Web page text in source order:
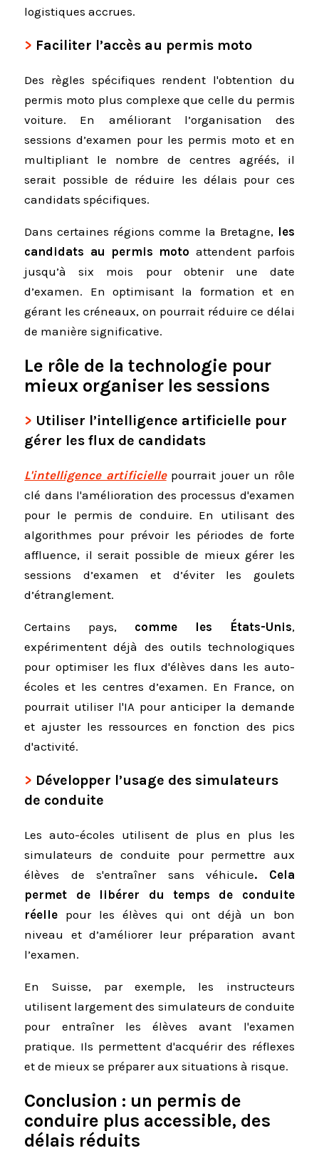
logistiques accrues.
Faciliter l’accès au permis moto
Des règles spécifiques rendent l'obtention du
permis moto plus complexe que celle du permis
voiture. En améliorant l’organisation des
sessions d’examen pour les permis moto et en
multipliant le nombre de centres agréés, il
serait possible de réduire les délais pour ces
candidats spécifiques.
Dans certaines régions comme la Bretagne, les
candidats au permis moto attendent parfois
jusqu’à six mois pour obtenir une date
d’examen. En optimisant la formation et en
gérant les créneaux, on pourrait réduire ce délai
de manière significative.
Le rôle de la technologie pour
mieux organiser les sessions
Utiliser l’intelligence artificielle pour
gérer les flux de candidats
L'intelligence artificiellepourrait jouer un rôle
clé dans l'amélioration des processus d'examen
pour le permis de conduire. En utilisant des
algorithmes pour prévoir les périodes de forte
affluence, il serait possible de mieux gérer les
sessions d’examen et d’éviter les goulets
d’étranglement.
Certains pays, comme les États-Unis,
expérimentent déjà des outils technologiques
pour optimiser les flux d'élèves dans les auto-
écoles et les centres d’examen. En France, on
pourrait utiliser l'IA pour anticiper la demande
et ajuster les ressources en fonction des pics
d'activité.
Développer l’usage des simulateurs
de conduite
Les auto-écoles utilisent de plus en plus les
simulateurs de conduite pour permettre aux
élèves de s'entraîner sans véhicule. Cela
permet de libérer du temps de conduite
réelle pour les élèves qui ont déjà un bon
niveau et d’améliorer leur préparation avant
l’examen.
En Suisse, par exemple, les instructeurs
utilisent largement des simulateurs de conduite
pour entraîner les élèves avant l'examen
pratique. Ils permettent d'acquérir des réflexes
et de mieux se préparer aux situations à risque.
Conclusion : un permis de
conduire plus accessible, des
délais réduits